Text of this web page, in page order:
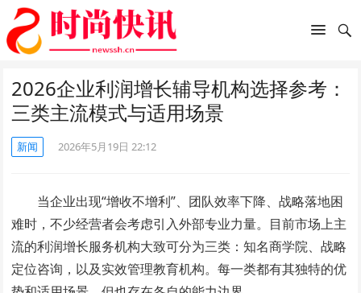
2026企业利润增长辅导机构选择参考：
三类主流模式与适用场景
新闻 2026年5月19日 22:12
当企业出现“增收不增利”、团队效率下降、战略落地困
难时，不少经营者会考虑引入外部专业力量。目前市场上主
流的利润增长服务机构大致可分为三类：知名商学院、战略
定位咨询，以及实效管理教育机构。每一类都有其独特的优